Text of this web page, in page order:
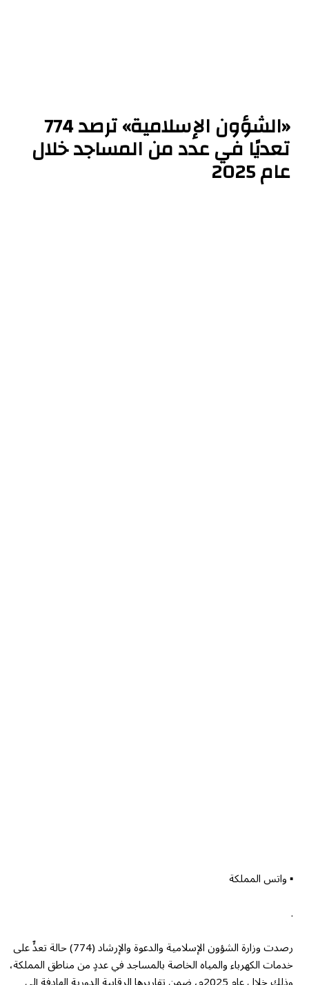
«الشؤون الإسلامية» ترصد 774
تعديًا في عدد من المساجد خلال
عام 2025
▪︎ واتس المملكة
رصدت وزارة الشؤون الإسلامية والدعوة والإرشاد (774) حالة تعدٍّ على
خدمات الكهرباء والمياه الخاصة بالمساجد في عددٍ من مناطق المملكة،